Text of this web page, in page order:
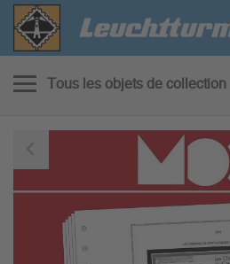
Tous les objets de collection